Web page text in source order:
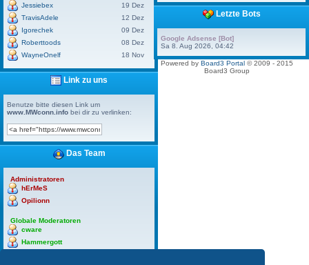
Jessiebex
19 Dez
TravisAdele
12 Dez
Igorechek
09 Dez
Roberttoods
08 Dez
WayneOnelf
18 Nov
Link zu uns
Benutze bitte diesen Link um
www.MWconn.info bei dir zu verlinken:
Das Team
Administratoren
hErMeS
Opilionn
Globale Moderatoren
cware
Hammergott
Letzte Bots
Google Adsense [Bot]
Sa 8. Aug 2026, 04:42
Powered by Board3 Portal© 2009 - 2015
Board3 Group